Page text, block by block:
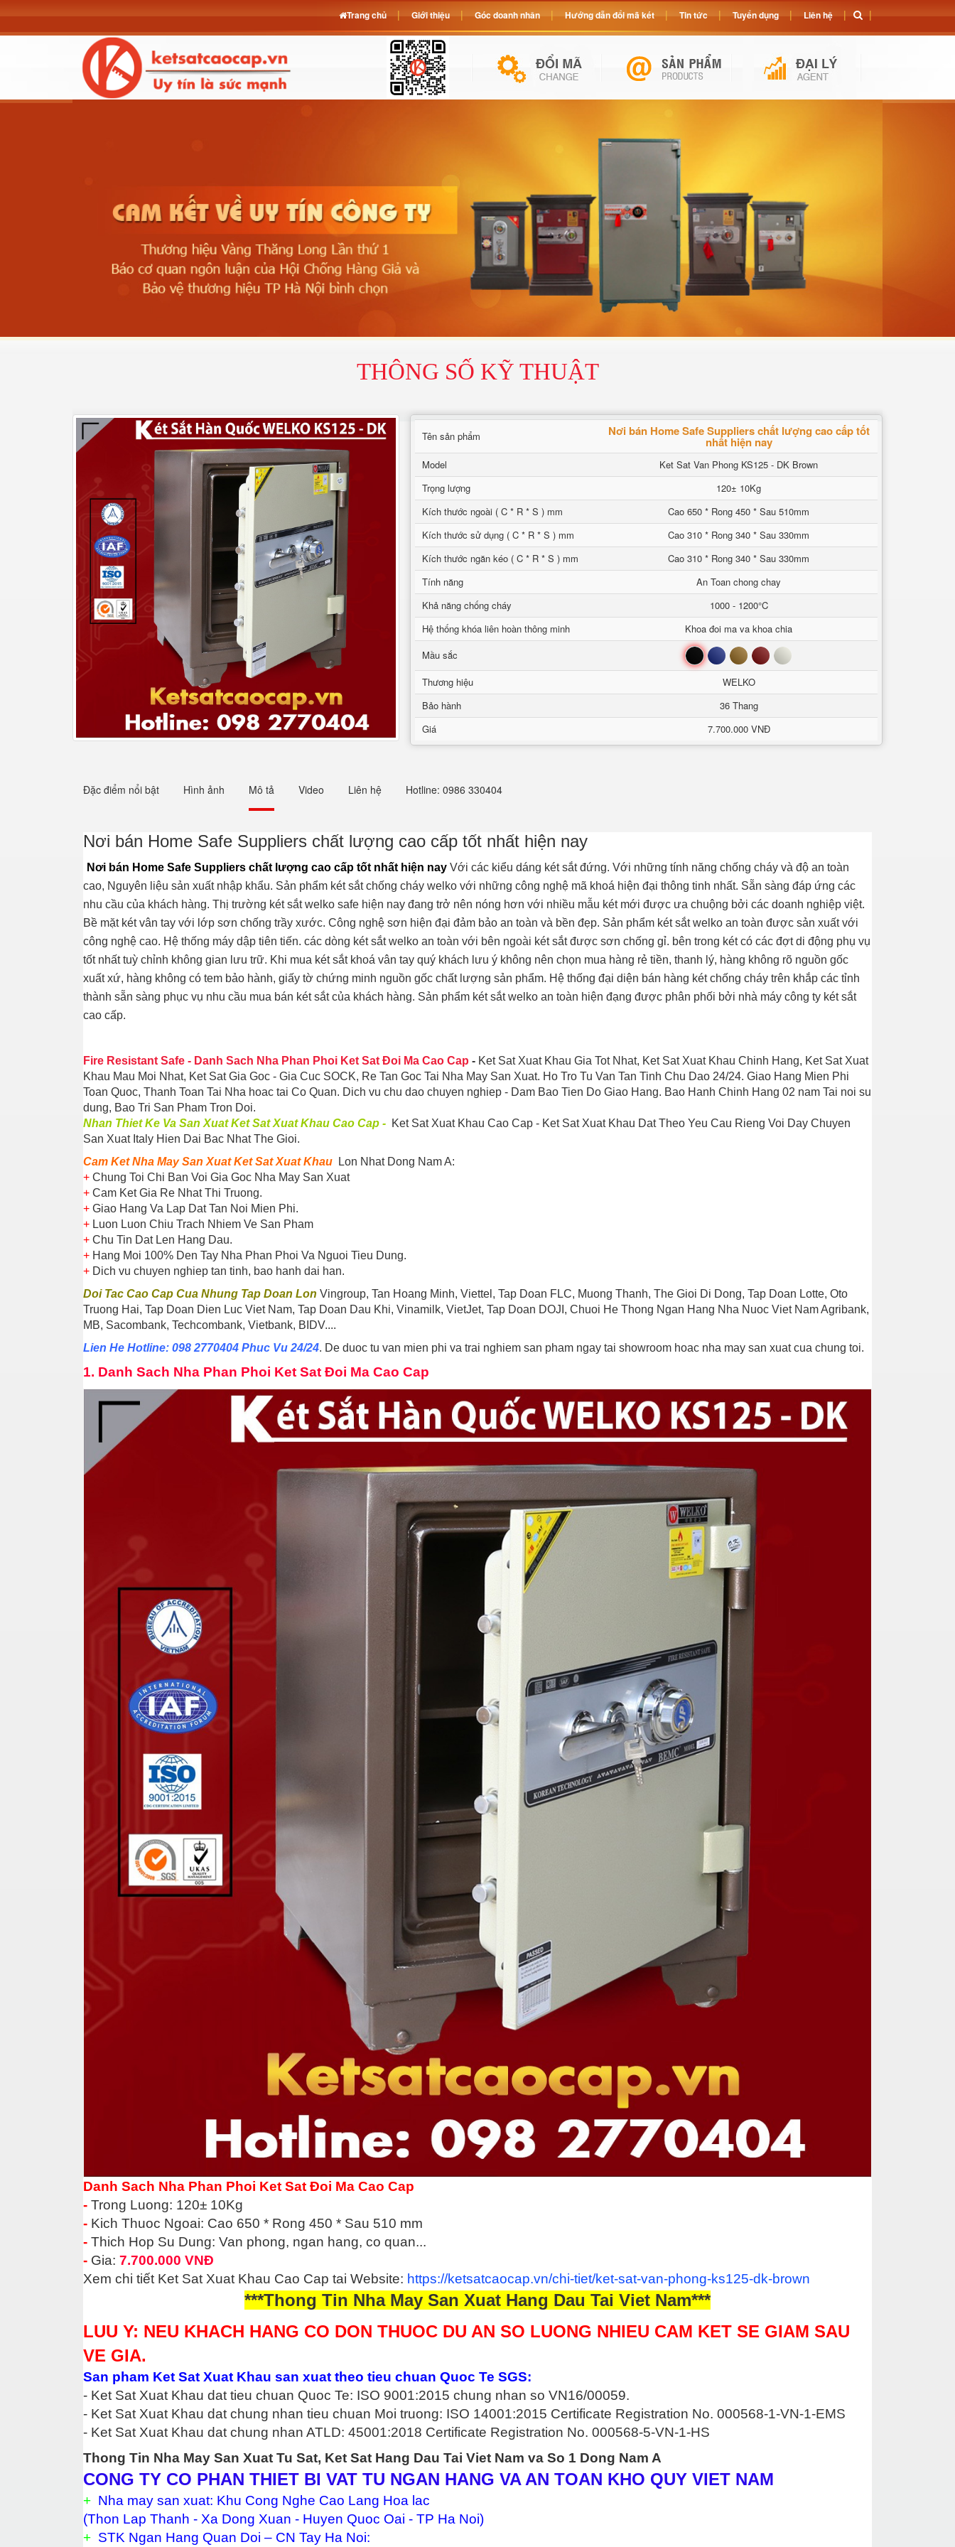
THÔNG SỐ KỸ THUẬT
Tên sản phẩm Nơi bán Home Safe Suppliers chất lượng cao cấp tốt
nhất hiện nay
Model
Ket Sat Van Phong KS125 - DK Brown
Trọng lượng
120± 10Kg
Kích thước ngoài ( C * R * S ) mm
Cao 650 * Rong 450 * Sau 510mm
Kích thước sử dụng ( C * R * S ) mm
Cao 310 * Rong 340 * Sau 330mm
Kích thước ngăn kéo ( C * R * S ) mm
Cao 310 * Rong 340 * Sau 330mm
Tính năng
An Toan chong chay
Khả năng chống cháy
1000 - 1200°C
Hệ thống khóa liên hoàn thông minh
Khoa đoi ma va khoa chia
Mầu sắc
Đen Xanh Nâu Đỏ Trắng
Thương hiệu
WELKO
Bảo hành
36 Thang
Giá
7.700.000 VNĐ
Đặc điểm nổi bật Hình ảnh Mô tả Video Liên hệ Hotline: 0986 330404
Nơi bán Home Safe Suppliers chất lượng cao cấp tốt nhất hiện nay
Nơi bán Home Safe Suppliers chất lượng cao cấp tốt nhất hiện nay Với các kiểu dáng két sắt đứng. Với những tính năng chống cháy và độ an toàn
cao, Nguyên liệu sản xuất nhập khẩu. Sản phẩm két sắt chống cháy welko với những công nghệ mã khoá hiện đại thông tinh nhất. Sẵn sàng đáp ứng các
nhu cầu của khách hàng. Thị trường két sắt welko safe hiện nay đang trở nên nóng hơn với nhiều mẫu két mới được ưa chuộng bởi các doanh nghiệp việt.
Bề mặt két vân tay với lớp sơn chống trầy xước. Công nghệ sơn hiện đại đảm bảo an toàn và bền đẹp. Sản phẩm két sắt welko an toàn được sản xuất với
công nghệ cao. Hệ thống máy dập tiên tiến. các dòng két sắt welko an toàn với bên ngoài két sắt được sơn chống gỉ. bên trong két có các đợt di động phụ vụ
tốt nhất tuỳ chỉnh không gian lưu trữ. Khi mua két sắt khoá vân tay quý khách lưu ý không nên chọn mua hàng rẻ tiền, thanh lý, hàng không rõ nguồn gốc
xuất xứ, hàng không có tem bảo hành, giấy tờ chứng minh nguồn gốc chất lượng sản phẩm. Hệ thống đại diện bán hàng két chống cháy trên khắp các tỉnh
thành sẵn sàng phục vụ nhu cầu mua bán két sắt của khách hàng. Sản phẩm két sắt welko an toàn hiện đạng được phân phối bởi nhà máy công ty két sắt
cao cấp.
Fire Resistant Safe - Danh Sach Nha Phan Phoi Ket Sat Đoi Ma Cao Cap - Ket Sat Xuat Khau Gia Tot Nhat, Ket Sat Xuat Khau Chinh Hang, Ket Sat Xuat
Khau Mau Moi Nhat, Ket Sat Gia Goc - Gia Cuc SOCK, Re Tan Goc Tai Nha May San Xuat. Ho Tro Tu Van Tan Tinh Chu Dao 24/24. Giao Hang Mien Phi
Toan Quoc, Thanh Toan Tai Nha hoac tai Co Quan. Dich vu chu dao chuyen nghiep - Dam Bao Tien Do Giao Hang. Bao Hanh Chinh Hang 02 nam Tai noi su
dung, Bao Tri San Pham Tron Doi.
Nhan Thiet Ke Va San Xuat Ket Sat Xuat Khau Cao Cap - Ket Sat Xuat Khau Cao Cap - Ket Sat Xuat Khau Dat Theo Yeu Cau Rieng Voi Day Chuyen
San Xuat Italy Hien Dai Bac Nhat The Gioi.
Cam Ket Nha May San Xuat Ket Sat Xuat Khau
Lon Nhat Dong Nam A:
+ Chung Toi Chi Ban Voi Gia Goc Nha May San Xuat
+ Cam Ket Gia Re Nhat Thi Truong.
+ Giao Hang Va Lap Dat Tan Noi Mien Phi.
+ Luon Luon Chiu Trach Nhiem Ve San Pham
+ Chu Tin Dat Len Hang Dau.
+ Hang Moi 100% Den Tay Nha Phan Phoi Va Nguoi Tieu Dung.
+ Dich vu chuyen nghiep tan tinh, bao hanh dai han.
Doi Tac Cao Cap Cua Nhung Tap Doan Lon Vingroup, Tan Hoang Minh, Viettel, Tap Doan FLC, Muong Thanh, The Gioi Di Dong, Tap Doan Lotte, Oto
Truong Hai, Tap Doan Dien Luc Viet Nam, Tap Doan Dau Khi, Vinamilk, VietJet, Tap Doan DOJI, Chuoi He Thong Ngan Hang Nha Nuoc Viet Nam Agribank,
MB, Sacombank, Techcombank, Vietbank, BIDV....
Lien He Hotline: 098 2770404 Phuc Vu 24/24. De duoc tu van mien phi va trai nghiem san pham ngay tai showroom hoac nha may san xuat cua chung toi.
1. Danh Sach Nha Phan Phoi Ket Sat Đoi Ma Cao Cap
Danh Sach Nha Phan Phoi Ket Sat Đoi Ma Cao Cap
- Trong Luong: 120± 10Kg
- Kich Thuoc Ngoai: Cao 650 * Rong 450 * Sau 510 mm
- Thich Hop Su Dung: Van phong, ngan hang, co quan...
- Gia: 7.700.000 VNĐ
Xem chi tiết Ket Sat Xuat Khau Cao Cap tai Website: https://ketsatcaocap.vn/chi-tiet/ket-sat-van-phong-ks125-dk-brown
***Thong Tin Nha May San Xuat Hang Dau Tai Viet Nam***
LUU Y: NEU KHACH HANG CO DON THUOC DU AN SO LUONG NHIEU CAM KET SE GIAM SAU
VE GIA.
San pham Ket Sat Xuat Khau san xuat theo tieu chuan Quoc Te SGS:
- Ket Sat Xuat Khau dat tieu chuan Quoc Te: ISO 9001:2015 chung nhan so VN16/00059.
- Ket Sat Xuat Khau dat chung nhan tieu chuan Moi truong: ISO 14001:2015 Certificate Registration No. 000568-1-VN-1-EMS
- Ket Sat Xuat Khau dat chung nhan ATLD: 45001:2018 Certificate Registration No. 000568-5-VN-1-HS
Thong Tin Nha May San Xuat Tu Sat, Ket Sat Hang Dau Tai Viet Nam va So 1 Dong Nam A
CONG TY CO PHAN THIET BI VAT TU NGAN HANG VA AN TOAN KHO QUY VIET NAM
+ Nha may san xuat: Khu Cong Nghe Cao Lang Hoa lac
(Thon Lap Thanh - Xa Dong Xuan - Huyen Quoc Oai - TP Ha Noi)
+ STK Ngan Hang Quan Doi – CN Tay Ha Noi:
Trang chủ Giới thiệu Góc doanh nhân Hướng dẫn đổi mã két Tin tức Tuyển dụng Liên hệ